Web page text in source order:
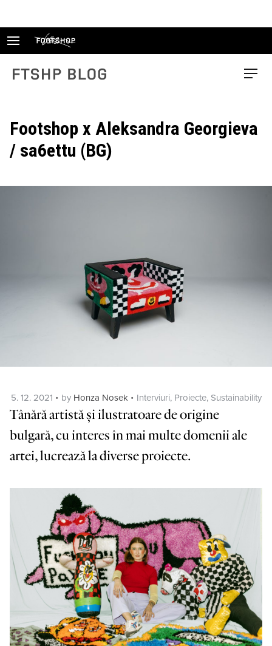
FTSHP blog Menu
Footshop x Aleksandra Georgieva
/ sa6ettu (BG)
Posted
on
5. 12. 2021 by Honza Nosek Categories
Interviuri, Proiecte, Sustainability
Tânără artistă și ilustratoare de origine
bulgară, cu interes în mai multe domenii ale
artei, lucrează la diverse proiecte.